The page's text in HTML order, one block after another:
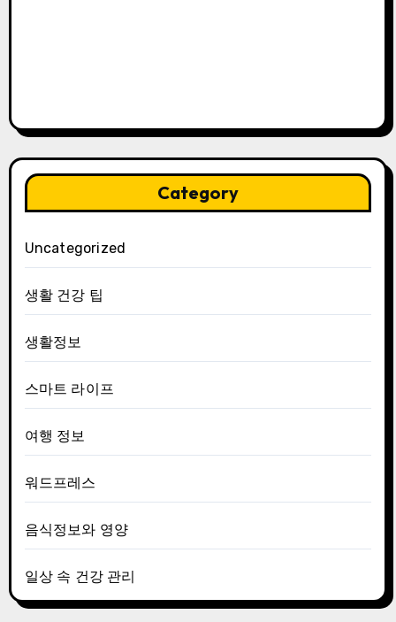
Category
Uncategorized
생활 건강 팁
생활정보
스마트 라이프
여행 정보
워드프레스
음식정보와 영양
일상 속 건강 관리